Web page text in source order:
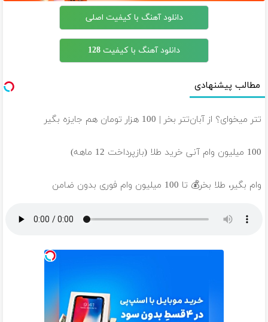
دانلود آهنگ با کیفیت اصلی
دانلود آهنگ با کیفیت 128
مطالب پیشنهادی
تتر میخوای؟ از آبان‌تتر بخر | 100 هزار تومان هم جایزه بگیر
100 میلیون وام آنی خرید طلا (بازپرداخت 12 ماهه)
وام بگیر، طلا بخر💰 تا 100 میلیون وام فوری بدون ضامن